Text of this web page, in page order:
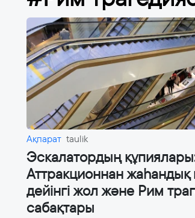
Ақпарат taulik
Эскалатордың
Аттракционнан жаһандық
дейінгі жол және Рим
сабақтары